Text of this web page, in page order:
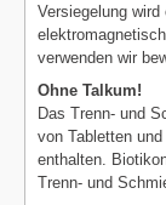
Versiegelung
verwenden wir
Ohne Talkum!
Das Trenn- und
von Tabletten
enthalten.
Trenn- und